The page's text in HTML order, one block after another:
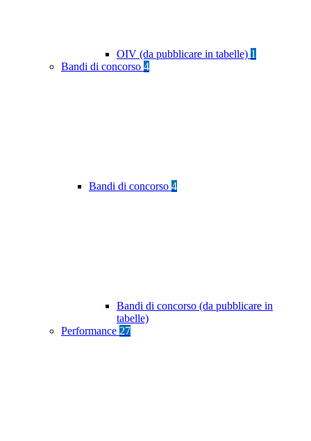
OIV (da pubblicare in tabelle) 1
Bandi di concorso 4
Bandi di concorso 4
Bandi di concorso (da pubblicare in
tabelle)
Performance 27